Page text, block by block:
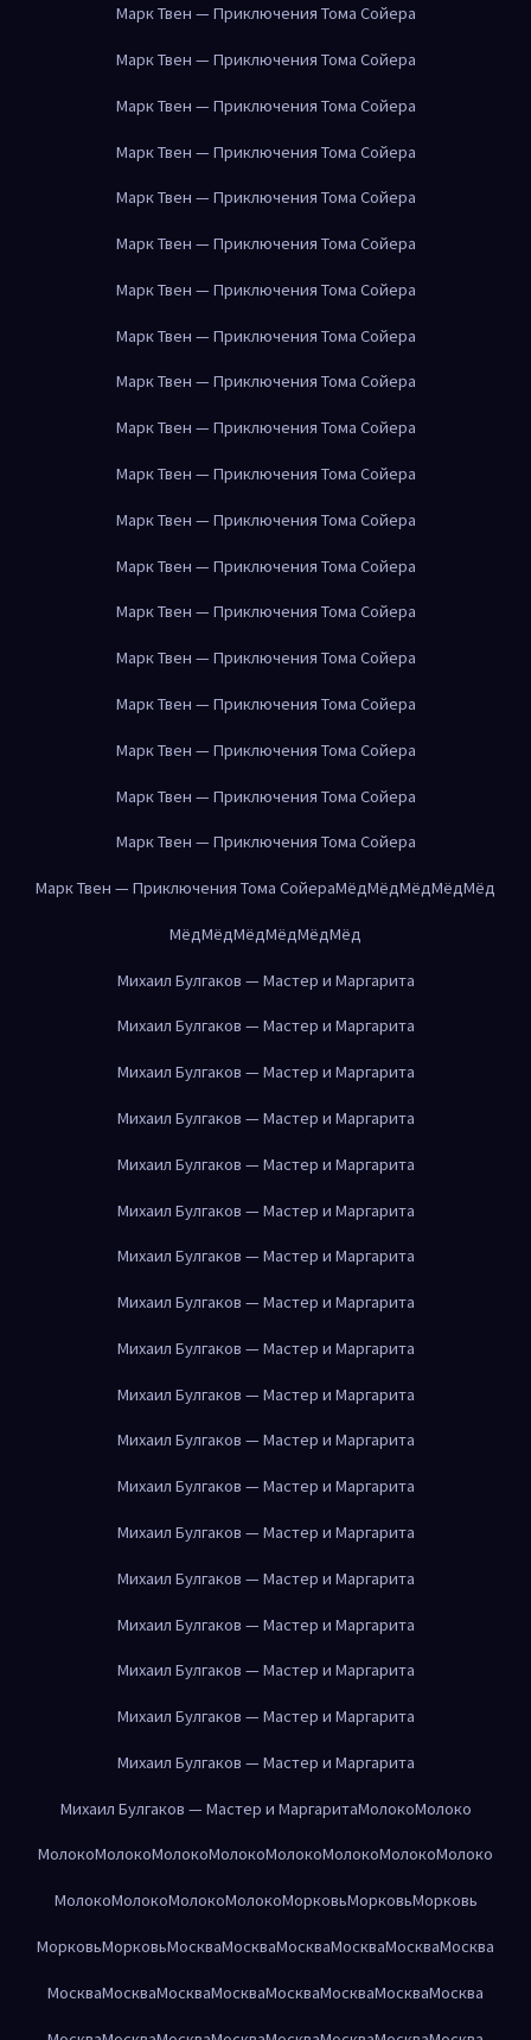
Марк Твен — Приключения Тома Сойера
Марк Твен — Приключения Тома Сойера
Марк Твен — Приключения Тома Сойера
Марк Твен — Приключения Тома Сойера
Марк Твен — Приключения Тома Сойера
Марк Твен — Приключения Тома Сойера
Марк Твен — Приключения Тома Сойера
Марк Твен — Приключения Тома Сойера
Марк Твен — Приключения Тома Сойера
Марк Твен — Приключения Тома Сойера
Марк Твен — Приключения Тома Сойера
Марк Твен — Приключения Тома Сойера
Марк Твен — Приключения Тома Сойера
Марк Твен — Приключения Тома Сойера
Марк Твен — Приключения Тома Сойера
Марк Твен — Приключения Тома Сойера
Марк Твен — Приключения Тома Сойера
Марк Твен — Приключения Тома Сойера
Марк Твен — Приключения Тома Сойера
Марк Твен — Приключения Тома СойераМёдМёдМёдМёдМёд
МёдМёдМёдМёдМёдМёд
Михаил Булгаков — Мастер и Маргарита
Михаил Булгаков — Мастер и Маргарита
Михаил Булгаков — Мастер и Маргарита
Михаил Булгаков — Мастер и Маргарита
Михаил Булгаков — Мастер и Маргарита
Михаил Булгаков — Мастер и Маргарита
Михаил Булгаков — Мастер и Маргарита
Михаил Булгаков — Мастер и Маргарита
Михаил Булгаков — Мастер и Маргарита
Михаил Булгаков — Мастер и Маргарита
Михаил Булгаков — Мастер и Маргарита
Михаил Булгаков — Мастер и Маргарита
Михаил Булгаков — Мастер и Маргарита
Михаил Булгаков — Мастер и Маргарита
Михаил Булгаков — Мастер и Маргарита
Михаил Булгаков — Мастер и Маргарита
Михаил Булгаков — Мастер и Маргарита
Михаил Булгаков — Мастер и Маргарита
Михаил Булгаков — Мастер и МаргаритаМолокоМолоко
МолокоМолокоМолокоМолокоМолокоМолокоМолокоМолоко
МолокоМолокоМолокоМолокоМорковьМорковьМорковь
МорковьМорковьМоскваМоскваМоскваМоскваМоскваМосква
МоскваМоскваМоскваМоскваМоскваМоскваМоскваМосква